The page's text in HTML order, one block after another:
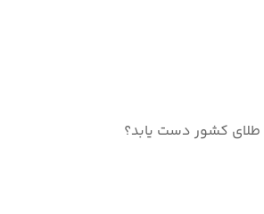
طلای کشور دست یابد؟